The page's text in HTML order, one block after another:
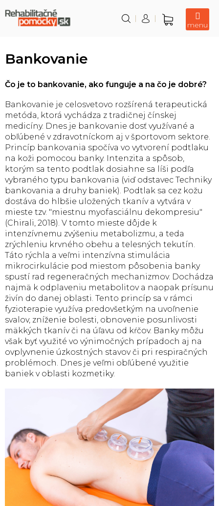
na
obsah
Nákupný
Bankovanie
Čo je to bankovanie, ako funguje a na čo je dobré?
Bankovanie je celosvetovo rozšírená terapeutická
metóda, ktorá vychádza z tradičnej čínskej
medicíny. Dnes je bankovanie dosť využívané a
obľúbené v zdravotníckom aj v športovom sektore.
Princíp bankovania spočíva vo vytvorení podtlaku
na koži pomocou banky. Intenzita a spôsob,
ktorým sa tento podtlak dosiahne sa líši podľa
vybraného typu bankovania (viď odstavec Techniky
bankovania a druhy baniek). Podtlak sa cez kožu
dostáva do hlbšie uložených tkanív a vytvára v
mieste tzv. "miestnu myofasciálnu dekompresiu"
(Chirali, 2018). V tomto mieste dôjde k
intenzívnemu zvýšeniu metabolizmu, a teda
zrýchleniu krvného obehu a telesných tekutín.
Táto rýchla a veľmi intenzívna stimulácia
mikrocirkulácie pod miestom pôsobenia banky
spustí rad regeneračných mechanizmov. Dochádza
najmä k odplaveniu metabolitov a naopak prísunu
živín do danej oblasti. Tento princíp sa v rámci
fyzioterapie využíva predovšetkým na uvoľnenie
svalov, zníženie bolesti, obnovenie posunlivosti
mäkkých tkanív či na úľavu od kŕčov. Banky môžu
však byť využité vo výnimočných prípadoch aj na
ovplyvnenie úzkostných stavov či pri respiračných
problémoch. Dnes je veľmi obľúbené využitie
baniek v oblasti kozmetiky.